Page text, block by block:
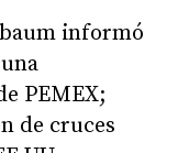
informó
PEMEX;
de cruces